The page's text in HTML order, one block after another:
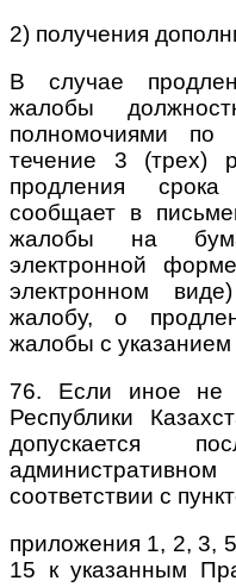
2) получения
В случае
жалобы
полномочиями по
течение 3 (трех)
продления
сообщает в
жалобы на
электронной
электронном
жалобу, о
жалобы с
76. Если иное не
Республики
допускается
соответствии с
приложения 1, 2, 3,
15 к указанным